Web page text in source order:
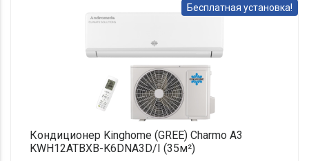
Бесплатная установка!
Кондиционер Kinghome (GREE) Charmo A3
KWH12ATBXB-K6DNA3D/I (35м²)